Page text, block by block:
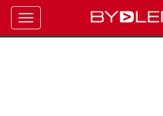
Toggle
navigation